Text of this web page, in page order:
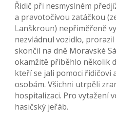
Řidič při nesmyslném
a pravotočivou zatáčkou
Lanškroun) nepřiměřeně
nezvládnul vozidlo,
skončil na dně Moravské
okamžitě přiběhlo několik
kteří se jali pomoci řidičovi
osobám. Všichni utrpěli
hospitalizaci. Pro vytažení
hasičský jeřáb.